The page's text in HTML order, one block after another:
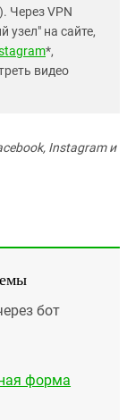
Через VPN
узел" на сайте,
*,
видео
Instagram и
бот
форма